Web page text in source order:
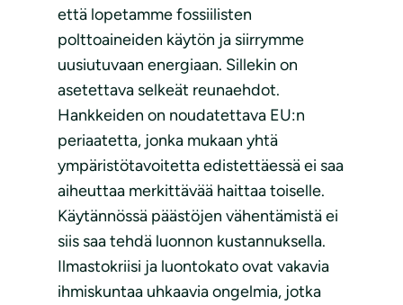
että lopetamme fossiilisten
polttoaineiden käytön ja siirrymme
uusiutuvaan energiaan. Sillekin on
asetettava selkeät reunaehdot.
Hankkeiden on noudatettava EU:n
periaatetta, jonka mukaan yhtä
ympäristötavoitetta edistettäessä ei saa
aiheuttaa merkittävää haittaa toiselle.
Käytännössä päästöjen vähentämistä ei
siis saa tehdä luonnon kustannuksella.
Ilmastokriisi ja luontokato ovat vakavia
ihmiskuntaa uhkaavia ongelmia, jotka